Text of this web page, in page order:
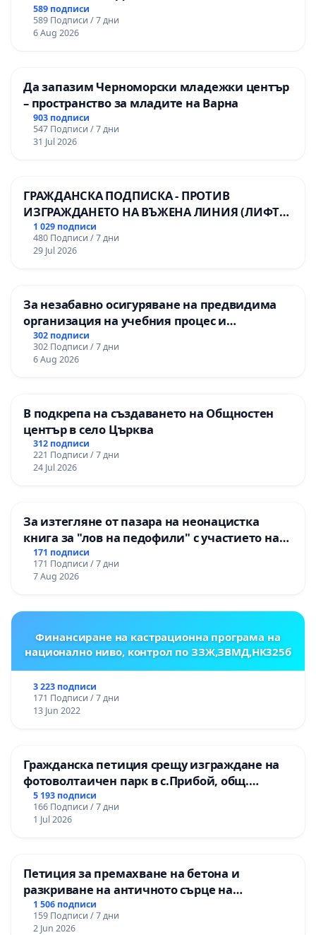
589 подписи
589 Подписи / 7 дни
6 Aug 2026
Да запазим Черноморски младежки център
– пространство за младите на Варна
903 подписи
547 Подписи / 7 дни
31 Jul 2026
ГРАЖДАНСКА ПОДПИСКА - ПРОТИВ
ИЗГРАЖДАНЕТО НА ВЪЖЕНА ЛИНИЯ (ЛИФТ)
НА ТЕРИТОРИЯТА НА ПРИРОДНА
ЗАБЕЛЕЖИТЕЛНОСТ „ХЪЛМ НА
ОСВОБОДИТЕЛИТЕ“ (БУНАРДЖИК)
1 029 подписи
480 Подписи / 7 дни
29 Jul 2026
За незабавно осигуряване на предвидима
организация на учебния процес и
гарантиране на правото на равнопоставено
и качествено образование на учениците от
ОУ „Княз Александър I“ и Хуманитарна
302 подписи
302 Подписи / 7 дни
6 Aug 2026
В подкрепа на създаването на Общностен
център в село Църква
312 подписи
221 Подписи / 7 дни
24 Jul 2026
За изтегляне от пазара на неонацистка
книга за "лов на педофили" с участието на
деца
171 подписи
171 Подписи / 7 дни
7 Aug 2026
Финансиране на кастрационна програма на
национално ниво, контрол по ЗЗЖ,ЗВМД,НК325б
3 223 подписи
171 Подписи / 7 дни
13 Jun 2022
Гражданска петиция срещу изграждане на
фотоволтаичен парк в с.Прибой, общ.
Радомир
5 193 подписи
166 Подписи / 7 дни
1 Jul 2026
Петиция за премахване на бетона и
разкриване на античното сърце на
Могиланската могила във Враца
1 506 подписи
159 Подписи / 7 дни
2 Jun 2026